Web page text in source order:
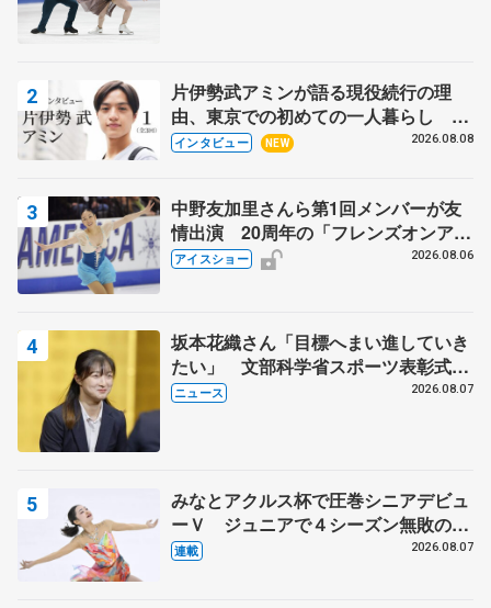
片伊勢武アミンが語る現役続行の理
由、東京での初めての一人暮らし 注
目スケーターの「今」に迫る
インタビュー NEW 2026.08.08
中野友加里さんら第1回メンバーが友
情出演 20周年の「フレンズオンアイ
ス」 宮本賢二さん、有川梨絵さん、
アイスショー 2026.08.06
坂本花織さん「目標へまい進していき
たい」 文部科学省スポーツ表彰式で
代表謝辞
ニュース 2026.08.07
みなとアクルス杯で圧巻シニアデビュ
ーＶ ジュニアで４シーズン無敗の島
田麻央
連載 2026.08.07